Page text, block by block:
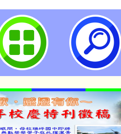
學辦理113年「雙
術研討會-桃園市